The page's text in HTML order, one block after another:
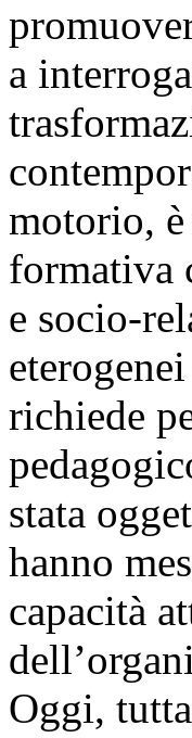
a
motorio, è
formativa
e socio-
richiede
stata
hanno
capacità
Oggi,